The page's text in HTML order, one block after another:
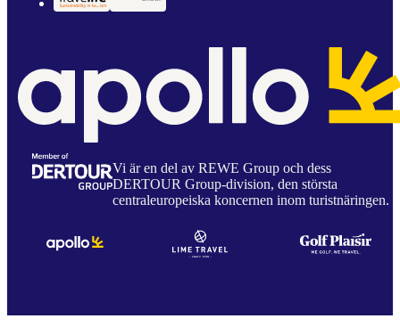
Vi är en del av REWE Group och dess
DERTOUR Group-division, den största
centraleuropeiska koncernen inom turistnäringen.